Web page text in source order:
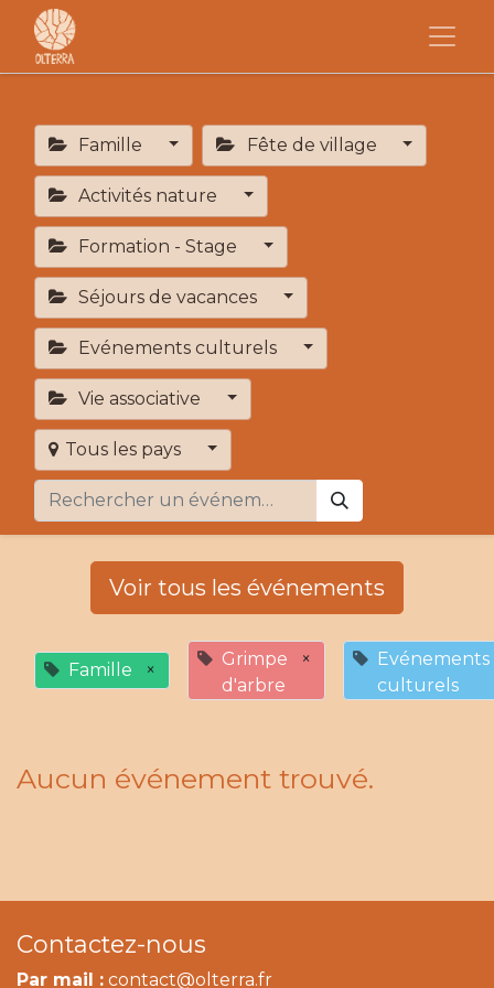
Famille Fête de village
Activités nature
Formation - Stage
Séjours de vacances
Evénements culturels
Vie associative
Tous les pays
Voir tous les événements
Famille ×
Grimpe
d'arbre
×
Evénements
culturels
Aucun événement trouvé.
Contactez-nous
Par mail : contact@olterra.fr